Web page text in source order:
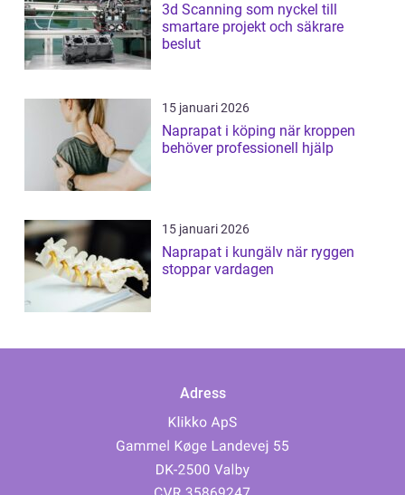
3d Scanning som nyckel till
smartare projekt och säkrare
beslut
15 januari 2026
Naprapat i köping när kroppen
behöver professionell hjälp
15 januari 2026
Naprapat i kungälv när ryggen
stoppar vardagen
Adress